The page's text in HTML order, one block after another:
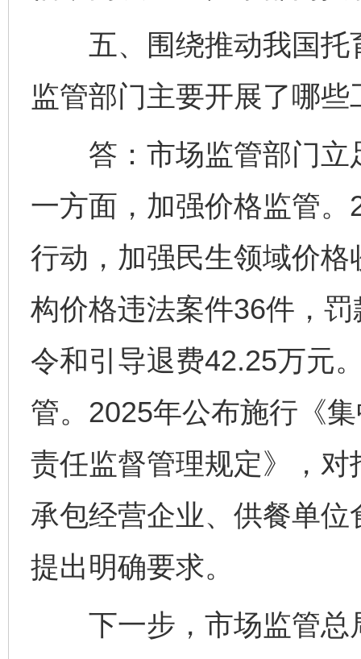
五、围绕推动我国托
监管部门主要开展了哪些
答：市场监管部门立
一方面，加强价格监管
行动，加强民生领域价
构价格违法案件36件，
令和引导退费42.25万元
管。2025年公布施行《
责任监督管理规定》，
承包经营企业、供餐单
提出明确要求。
下一步，市场监管总